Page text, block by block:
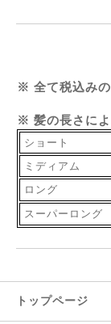
※ 全て税込みの
※ 髪の長さによ
ショート
ミディアム
ロング
スーパーロング
トップページ